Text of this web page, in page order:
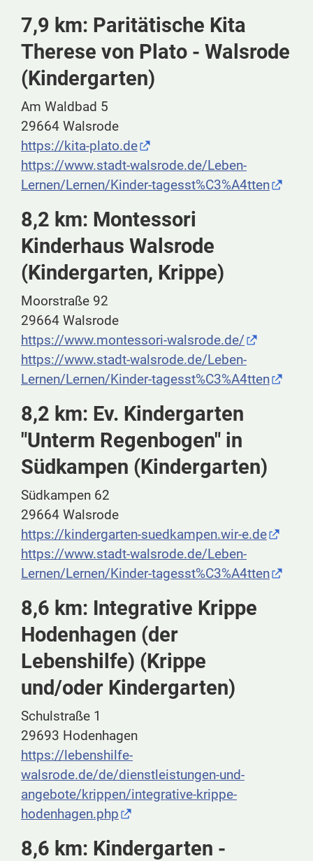
7,9 km: Paritätische Kita
Therese von Plato - Walsrode
(Kindergarten)
Am Waldbad 5
29664 Walsrode
https://kita-plato.de
https://www.stadt-walsrode.de/Leben-
Lernen/Lernen/Kinder-tagesst%C3%A4tten
8,2 km: Montessori
Kinderhaus Walsrode
(Kindergarten, Krippe)
Moorstraße 92
29664 Walsrode
https://www.montessori-walsrode.de/
https://www.stadt-walsrode.de/Leben-
Lernen/Lernen/Kinder-tagesst%C3%A4tten
8,2 km: Ev. Kindergarten
"Unterm Regenbogen" in
Südkampen (Kindergarten)
Südkampen 62
29664 Walsrode
https://kindergarten-suedkampen.wir-e.de
https://www.stadt-walsrode.de/Leben-
Lernen/Lernen/Kinder-tagesst%C3%A4tten
8,6 km: Integrative Krippe
Hodenhagen (der
Lebenshilfe) (Krippe
und/oder Kindergarten)
Schulstraße 1
29693 Hodenhagen
https://lebenshilfe-
walsrode.de/de/dienstleistungen-und-
angebote/krippen/integrative-krippe-
hodenhagen.php
8,6 km: Kindergarten -